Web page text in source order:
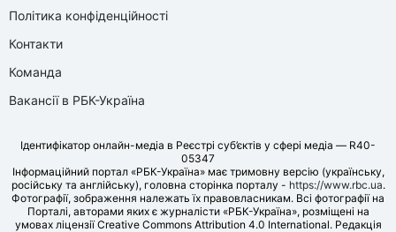
Політика конфіденційності
Контакти
Команда
Вакансії в РБК-Україна
Ідентифікатор онлайн-медіа в Реєстрі суб’єктів у сфері медіа — R40-
05347
Інформаційний портал «РБК-Україна» має тримовну версію (українську,
російську та англійську), головна сторінка порталу - https://www.rbc.ua.
Фотографії, зображення належать їх правовласникам. Всі фотографії на
Порталі, авторами яких є журналісти «РБК-Україна», розміщені на
умовах ліцензії Creative Commons Attribution 4.0 International. Редакція